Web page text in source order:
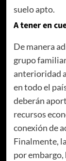
suelo apto.
A tener en
De manera
grupo
anterioridad
en todo el
deberán
recursos
conexión de
Finalmente,
por